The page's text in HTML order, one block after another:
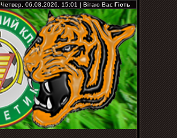
Четвер, 06.08.2026, 15:01 | Вітаю Вас Гість